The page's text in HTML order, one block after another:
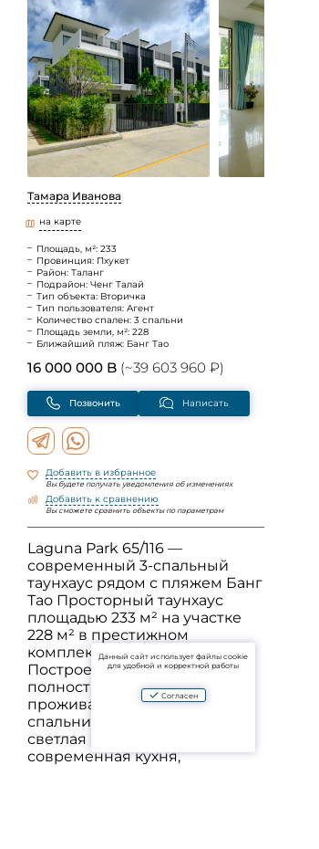
Тамара Иванова
на карте
Площадь, м²: 233
Провинция: Пхукет
Район: Таланг
Подрайон: Ченг Талай
Тип объекта: Вторичка
Тип пользователя: Агент
Количество спален: 3 спальни
Площадь земли, м²: 228
Ближайший пляж: Банг Тао
16 000 000 B (~39 603 960 ₽)
Позвонить Написать
Добавить в избранное
Вы будете получать уведомления об изменениях
Добавить к сравнению
Вы сможете сравнить объекты по параметрам
Laguna Park 65/116 —
современный 3-спальный
таунхаус рядом с пляжем Банг
Тао Просторный таунхаус
площадью 233 м² на участке
228 м² в престижном
комплексе Laguna Park.
Построен в 2015 году,
полностью готов к
проживанию. В доме 3
спальни, 3 ванные комнаты,
светлая гостиная,
современная кухня,
Данный сайт использует файлы cookie
для удобной и корректной работы
Согласен